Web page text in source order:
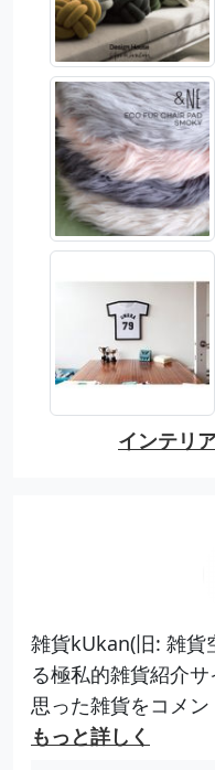
インテリ
雑貨kUkan(旧: 雑貨
る極私的雑貨紹介
思った雑貨をコメン
もっと詳しく